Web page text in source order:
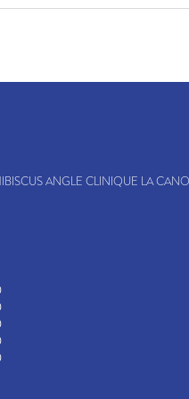
ANGLE CLINIQUE LA